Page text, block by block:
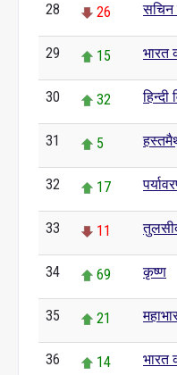
28 26
29 15 भारत
30 32 हिन्दी
31 5
32 17
33 11
34 69 कृष्ण
35 21
36 14 भारत